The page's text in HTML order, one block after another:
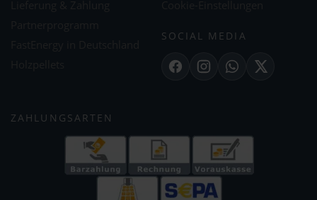
SOCIAL MEDIA
FacebookInstagramWhatsApp
X
ZAHLUNGSARTEN